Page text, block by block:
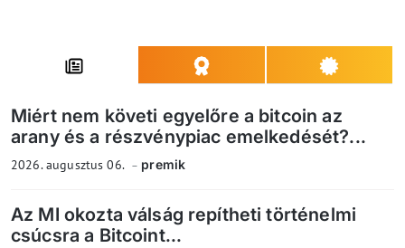
Miért nem követi egyelőre a bitcoin az
arany és a részvénypiac emelkedését?...
2026. augusztus 06. premik
Az MI okozta válság repítheti történelmi
csúcsra a Bitcoint...